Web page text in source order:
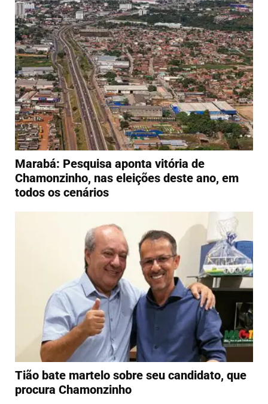
Marabá: Pesquisa aponta vitória de
Chamonzinho, nas eleições deste ano, em
todos os cenários
Tião bate martelo sobre seu candidato, que
procura Chamonzinho